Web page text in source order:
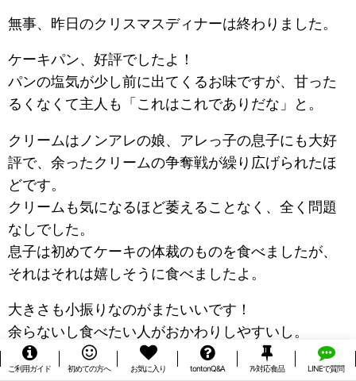
ご利用ガイド 初めての方へ お気に入り tontonQ&A ｱﾚ対応食品 LINEで質問
無事、昨日のクリスマスディナーは終わりました。
ケーキパン、好評でしたよ！
パンの塩気が少し前に出てくるお味ですが、甘った
るくなくて主人も「これはこれでありだな」と。
クリームはノンアレの娘、アレっ子の息子にも大好
評で、余ったクリームの争奪戦が繰り広げられたほ
どです。
クリームも気になるほど萎えることなく、全く問題
なしでした。
息子は初めてケーキの体裁のものを食べましたが、
それはそれは嬉しそうに食べましたよ。
大きさも小振りなのがまたいいです！
余らないし食べたい人がおかわりしやすいし。
この商品をクリスマスに間に合わせてくれて心から
感謝します！